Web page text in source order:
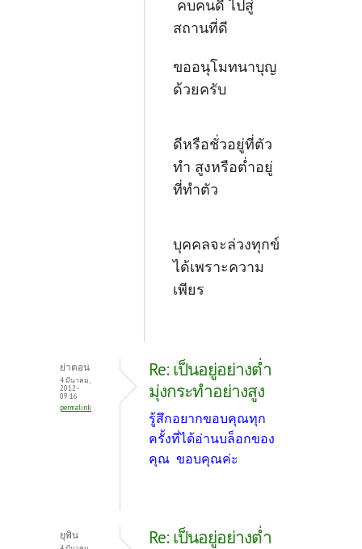
คบคนดี ไปสู่
สถานที่ดี
ขออนุโมทนาบุญ
ด้วยครับ
ดีหรือชั่วอยู่ที่ตัว
ทำ สูงหรือต่ำอยู่
ที่ทำตัว
บุคคลจะล่วงทุกข์
ได้เพราะความ
เพียร
ย่าตอน
4 มีนาคม,
2012 -
09:16
permalink
Re: เป็นอยู่อย่างต่ำ
มุ่งกระทำอย่างสูง
รู้สึกอยากขอบคุณทุก
ครั้งที่ได้อ่านบล็อกของ
คุณ ขอบคุณค่ะ
ยุพิน
Re: เป็นอยู่อย่างต่ำ